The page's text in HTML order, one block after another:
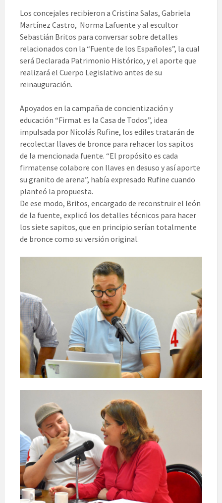
Los concejales recibieron a Cristina Salas, Gabriela
Martínez Castro, Norma Lafuente y al escultor
Sebastián Britos para conversar sobre detalles
relacionados con la “Fuente de los Españoles”, la cual
será Declarada Patrimonio Histórico, y el aporte que
realizará el Cuerpo Legislativo antes de su
reinauguración.
Apoyados en la campaña de concientización y
educación “Firmat es la Casa de Todos”, idea
impulsada por Nicolás Rufine, los ediles tratarán de
recolectar llaves de bronce para rehacer los sapitos
de la mencionada fuente. “El propósito es cada
firmatense colabore con llaves en desuso y así aporte
su granito de arena”, había expresado Rufine cuando
planteó la propuesta.
De ese modo, Britos, encargado de reconstruir el león
de la fuente, explicó los detalles técnicos para hacer
los siete sapitos, que en principio serían totalmente
de bronce como su versión original.